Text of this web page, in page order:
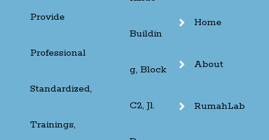
Provide
Professional
Standardized,
Trainings,
Buildin
g, Block
C2, Jl.
Home
About
RumahLab